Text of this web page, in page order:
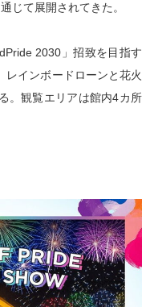
じて展開されてきた。
2030」招致を目指す
レインボードローンと花火
。観覧エリアは館内4カ所